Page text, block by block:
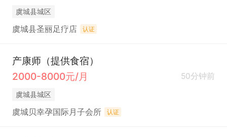
虞城县城区
虞城县圣丽足疗店 认证
产康师（提供食宿）
2000-8000元/月
50分钟前
虞城县城区
虞城贝幸孕国际月子会所 认证